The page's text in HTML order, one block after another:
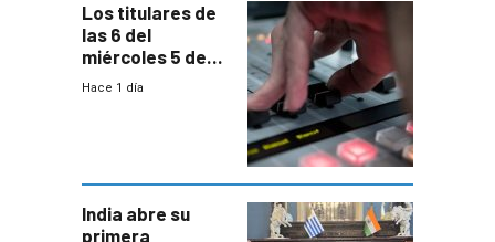
Los titulares de
las 6 del
miércoles 5 de
agosto de 2026
Hace 1 día
India abre su
primera